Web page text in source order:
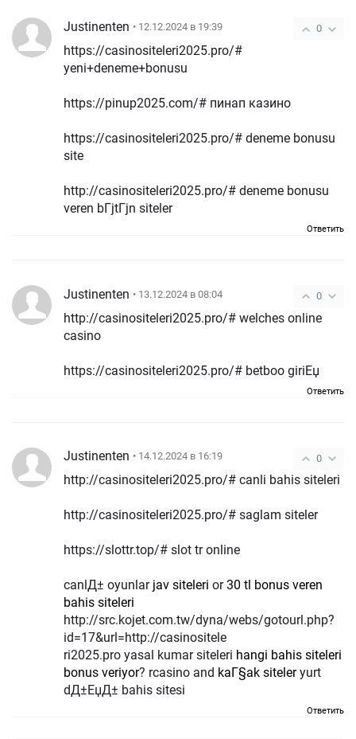
0
Justinenten • 12.12.2024 в 19:39
https://casinositeleri2025.pro/#
yeni+deneme+bonusu
https://pinup2025.com/# пинап казино
https://casinositeleri2025.pro/# deneme bonusu
site
http://casinositeleri2025.pro/# deneme bonusu
veren bГјtГјn siteler
Ответить
0
Justinenten • 13.12.2024 в 08:04
http://casinositeleri2025.pro/# welches online
casino
https://casinositeleri2025.pro/# betboo giriЕџ
Ответить
0
Justinenten • 14.12.2024 в 16:19
http://casinositeleri2025.pro/# canli bahis siteleri
http://casinositeleri2025.pro/# saglam siteler
https://slottr.top/# slot tr online
canlД± oyunlar jav siteleri or30 tl bonus veren
bahis siteleri
http://src.kojet.com.tw/dyna/webs/gotourl.php?
id=17&url=http://casinositele
ri2025.pro yasal kumar siteleri hangi bahis siteleri
bonus veriyor? rcasino and kaГ§ak siteleryurt
dД±ЕџД± bahis sitesi
Ответить